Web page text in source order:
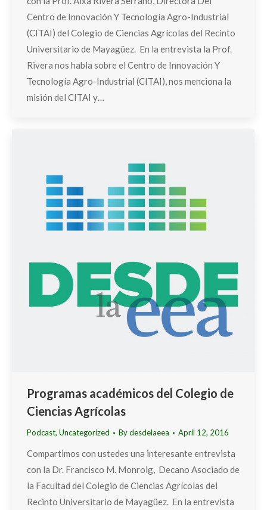
Centro de Innovación Y Tecnología Agro-Industrial
(CITAI) del Colegio de Ciencias Agrícolas del Recinto
Universitario de Mayagüez. En la entrevista la Prof.
Rivera nos habla sobre el Centro de Innovación Y
Tecnología Agro-Industrial (CITAI), nos menciona la
misión del CITAI y…
Programas académicos del Colegio de
Ciencias Agrícolas
Podcast, Uncategorized Bydesdelaeea April 12, 2016
Compartimos con ustedes una interesante entrevista
con la Dr. Francisco M. Monroig, Decano Asociado de
la Facultad del Colegio de Ciencias Agrícolas del
Recinto Universitario de Mayagüez. En la entrevista